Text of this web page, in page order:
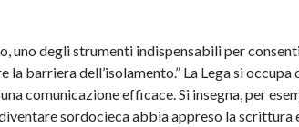
uno degli strumenti indispensabili per
barriera dell’isolamento.” La Lega si occupa
comunicazione efficace. Si insegna, per
sordocieca abbia appreso la scrittura